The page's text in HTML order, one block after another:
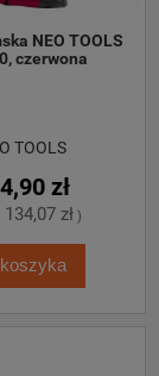
NEO TOOLS
czerwona
TOOLS
zł
134,07 zł)